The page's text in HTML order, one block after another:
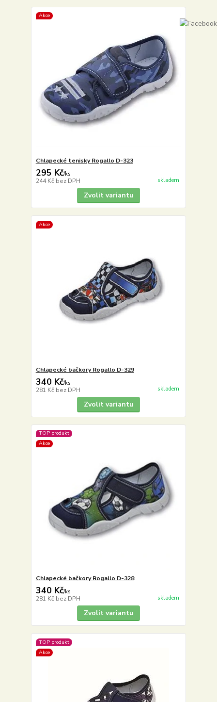
Akce
Chlapecké tenisky Rogallo D-323
295 Kč/ks
244 Kč bez DPH skladem
Zvolit variantu
Akce
Chlapecké bačkory Rogallo D-329
340 Kč/ks
281 Kč bez DPH skladem
Zvolit variantu
TOP produkt
Akce
Chlapecké bačkory Rogallo D-328
340 Kč/ks
281 Kč bez DPH skladem
Zvolit variantu
TOP produkt
Akce